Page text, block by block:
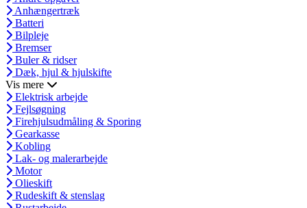
Anhængertræk
Batteri
Bilpleje
Bremser
Buler & ridser
Dæk, hjul & hjulskifte
Vis mere
Elektrisk arbejde
Fejlsøgning
Firehjulsudmåling & Sporing
Gearkasse
Kobling
Lak- og malerarbejde
Motor
Olieskift
Rudeskift & stenslag